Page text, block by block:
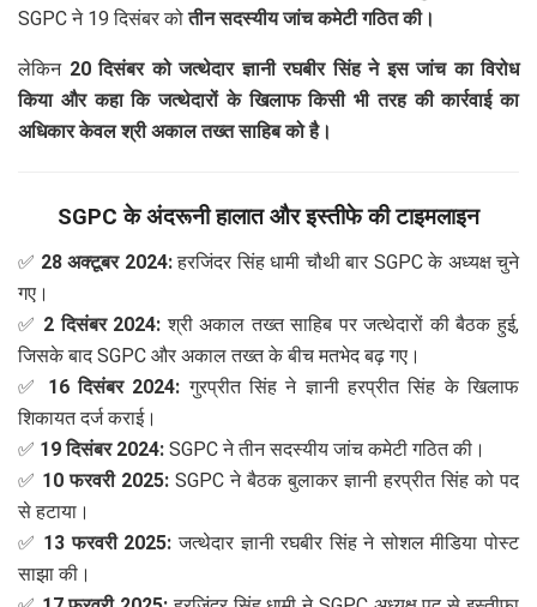
SGPC ने 19 दिसंबर कोतीन सदस्यीय जांच कमेटी गठित की।
लेकिन 20 दिसंबर को जत्थेदार ज्ञानी रघबीर सिंह ने इस जांच का विरोध
किया और कहा कि जत्थेदारों के खिलाफ किसी भी तरह की कार्रवाई का
अधिकार केवल श्री अकाल तख्त साहिब को है।
SGPC के अंदरूनी हालात और इस्तीफे की टाइमलाइन
✅ 28 अक्टूबर 2024:हरजिंदर सिंह धामी चौथी बार SGPC के अध्यक्ष चुने
गए।
✅ 2 दिसंबर 2024: श्री अकाल तख्त साहिब पर जत्थेदारों की बैठक हुई,
जिसके बाद SGPC और अकाल तख्त के बीच मतभेद बढ़ गए।
✅ 16 दिसंबर 2024: गुरप्रीत सिंह ने ज्ञानी हरप्रीत सिंह के खिलाफ
शिकायत दर्ज कराई।
✅ 19 दिसंबर 2024: SGPC ने तीन सदस्यीय जांच कमेटी गठित की।
✅ 10 फरवरी 2025: SGPC ने बैठक बुलाकर ज्ञानी हरप्रीत सिंह को पद
से हटाया।
✅ 13 फरवरी 2025: जत्थेदार ज्ञानी रघबीर सिंह ने सोशल मीडिया पोस्ट
साझा की।